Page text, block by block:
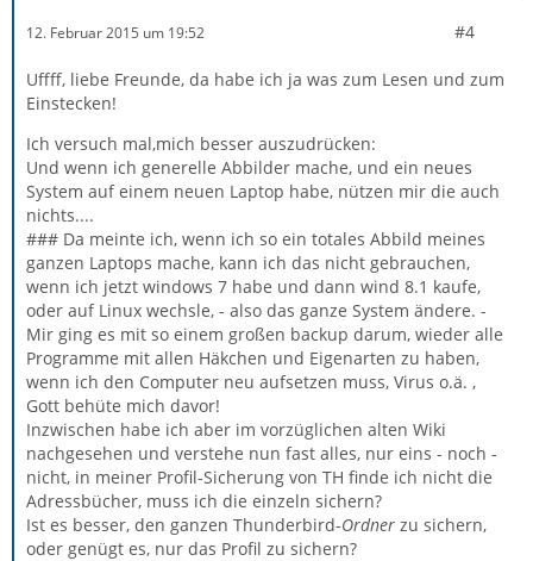
12. Februar 2015 um 19:52 #4
Uffff, liebe Freunde, da habe ich ja was zum Lesen und zum
Einstecken!
Ich versuch mal,mich besser auszudrücken:
Und wenn ich generelle Abbilder mache, und ein neues
System auf einem neuen Laptop habe, nützen mir die auch
nichts....
### Da meinte ich, wenn ich so ein totales Abbild meines
ganzen Laptops mache, kann ich das nicht gebrauchen,
wenn ich jetzt windows 7 habe und dann wind 8.1 kaufe,
oder auf Linux wechsle, - also das ganze System ändere. -
Mir ging es mit so einem großen backup darum, wieder alle
Programme mit allen Häkchen und Eigenarten zu haben,
wenn ich den Computer neu aufsetzen muss, Virus o.ä. ,
Gott behüte mich davor!
Inzwischen habe ich aber im vorzüglichen alten Wiki
nachgesehen und verstehe nun fast alles, nur eins - noch -
nicht, in meiner Profil-Sicherung von TH finde ich nicht die
Adressbücher, muss ich die einzeln sichern?
Ist es besser, den ganzen Thunderbird-Ordner zu sichern,
oder genügt es, nur das Profil zu sichern?